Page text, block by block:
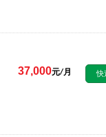
37,000元/月 快